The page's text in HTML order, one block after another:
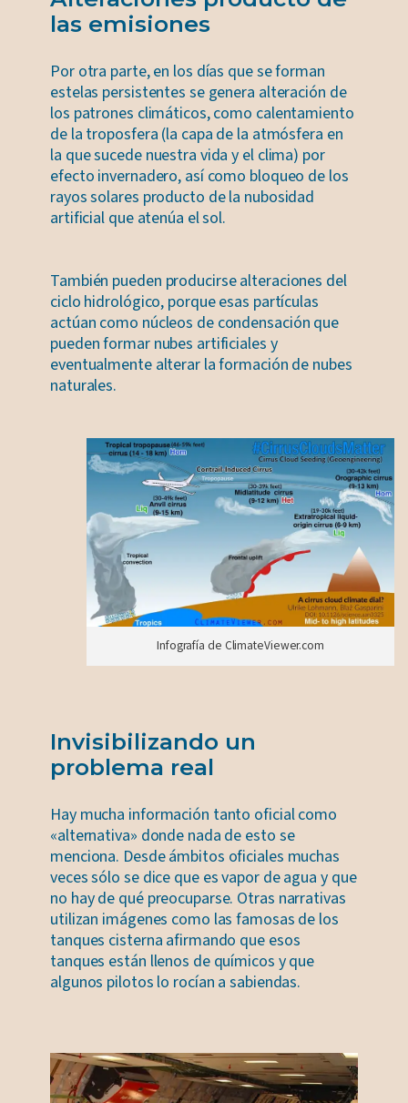
las emisiones
Por otra parte, en los días que se forman
estelas persistentes se genera alteración de
los patrones climáticos, como calentamiento
de la troposfera (la capa de la atmósfera en
la que sucede nuestra vida y el clima) por
efecto invernadero, así como bloqueo de los
rayos solares producto de la nubosidad
artificial que atenúa el sol.
También pueden producirse alteraciones del
ciclo hidrológico, porque esas partículas
actúan como núcleos de condensación que
pueden formar nubes artificiales y
eventualmente alterar la formación de nubes
naturales.
Infografía de ClimateViewer.com
Invisibilizando un
problema real
Hay mucha información tanto oficial como
«alternativa» donde nada de esto se
menciona. Desde ámbitos oficiales muchas
veces sólo se dice que es vapor de agua y que
no hay de qué preocuparse. Otras narrativas
utilizan imágenes como las famosas de los
tanques cisterna afirmando que esos
tanques están llenos de químicos y que
algunos pilotos lo rocían a sabiendas.